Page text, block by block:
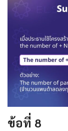
ข้อที่ 8